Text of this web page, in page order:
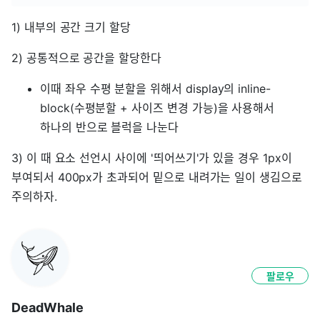
1) 내부의 공간 크기 할당
2) 공통적으로 공간을 할당한다
이때 좌우 수평 분할을 위해서 display의 inline-
block(수평분할 + 사이즈 변경 가능)을 사용해서
하나의 반으로 블럭을 나눈다
3) 이 때 요소 선언시 사이에 '띄어쓰기'가 있을 경우 1px이
부여되서 400px가 초과되어 밑으로 내려가는 일이 생김으로
주의하자.
DeadWhale
팔로우